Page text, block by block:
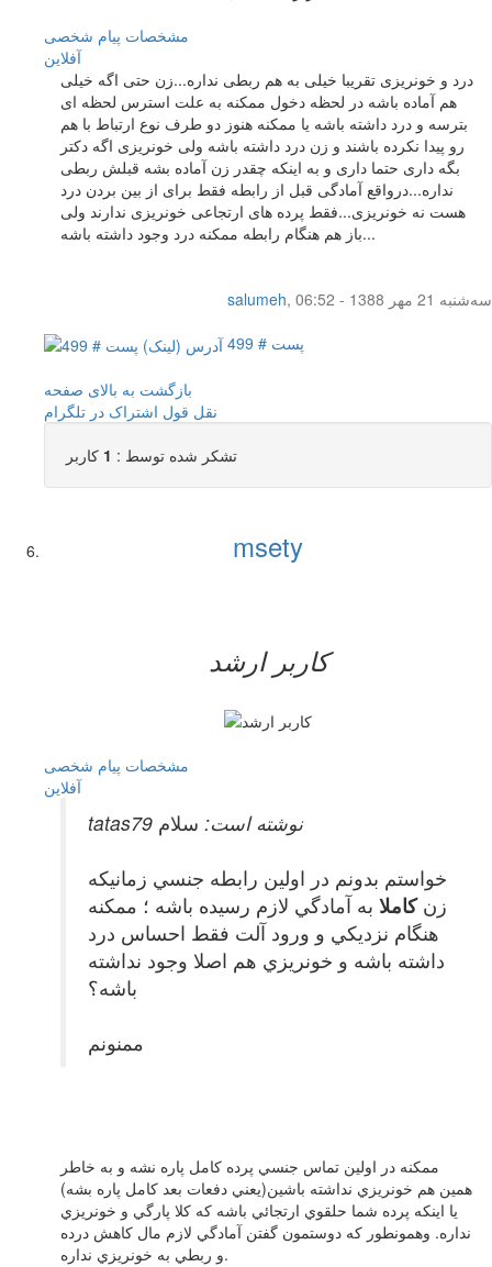
مشخصات پیام شخصی
آفلاين
درد و خونریزی تقریبا خیلی به هم ربطی نداره...زن حتی اگه خیلی
هم آماده باشه در لحظه دخول ممکنه به علت استرس لحظه ای
بترسه و درد داشته باشه یا ممکنه هنوز دو طرف نوع ارتباط با هم
رو پیدا نکرده باشند و زن درد داشته باشه ولی خونریزی اگه دکتر
بگه داری حتما داری و به اینکه چقدر زن آماده بشه قبلش ربطی
نداره...درواقع آمادگی قبل از رابطه فقط برای از بین بردن درد
هست نه خونریزی...فقط پرده های ارتجاعی خونریزی ندارند ولی
باز هم هنگام رابطه ممکنه درد وجود داشته باشه...
salumeh,
سه‌شنبه 21 مهر 1388 - 06:52
پست # 499
بازگشت به بالای صفحه
نقل قول اشتراک در تلگرام
تشکر شده توسط : 1 کاربر
msety
کاربر ارشد
مشخصات پیام شخصی
آفلاين
tatas79 نوشته است: سلام
خواستم بدونم در اولين رابطه جنسي زمانيكه
زنكاملا به آمادگي لازم رسيده باشه ؛ ممكنه
هنگام نزديكي و ورود آلت فقط احساس درد
داشته باشه و خونريزي هم اصلا وجود نداشته
باشه؟
ممنونم
ممكنه در اولين تماس جنسي پرده كامل پاره نشه و به خاطر
همين هم خونريزي نداشته باشين(يعني دفعات بعد كامل پاره بشه)
يا اينكه پرده شما حلقوي ارتجائي باشه كه كلا پارگي و خونريزي
نداره. وهمونطور كه دوستمون گفتن آمادگي لازم مال كاهش درده
و ربطي به خونريزي نداره.